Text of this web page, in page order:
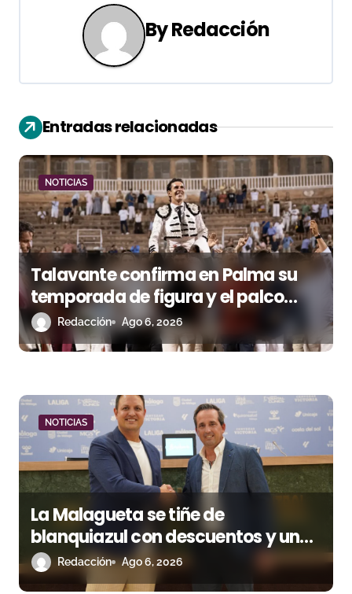
i
ó
n
d
e
e
n
t
r
d
a
s
ByRedacción
Entradas relacionadas
NOTICIAS
Talavante confirma en Palma su
temporada de figura y el palco
niega el premio a Roca Rey
Redacción Ago 6, 2026
NOTICIAS
La Malagueta se tiñe de
blanquiazul con descuentos y una
corrida homenaje al Málaga CF
Redacción Ago 6, 2026